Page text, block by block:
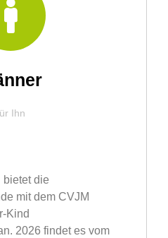
Ihn
bietet die
mit dem CVJM
Kind
2026 findet es vom